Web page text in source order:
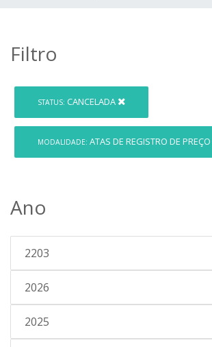
Filtro
STATUS: CANCELADA
MODALIDADE: ATAS DE REGISTRO DE PREÇO
Ano
2203
2026
2025